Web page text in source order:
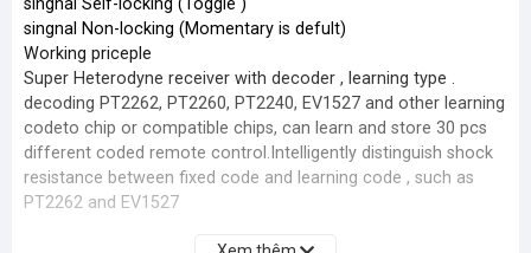
singnal Self-locking (Toggle )
singnal Non-locking (Momentary is defult)
Working priceple
Super Heterodyne receiver with decoder , learning type .
decoding PT2262, PT2260, PT2240, EV1527 and other learning
codeto chip or compatible chips, can learn and store 30 pcs
different coded remote control.Intelligently distinguish shock
resistance between fixed code and learning code , such as
PT2262 and EV1527